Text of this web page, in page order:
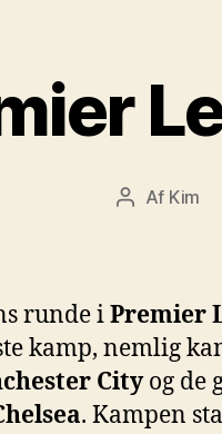
Af Kim
runde iPremier
kamp, nemlig
Cityog de
. Kampen